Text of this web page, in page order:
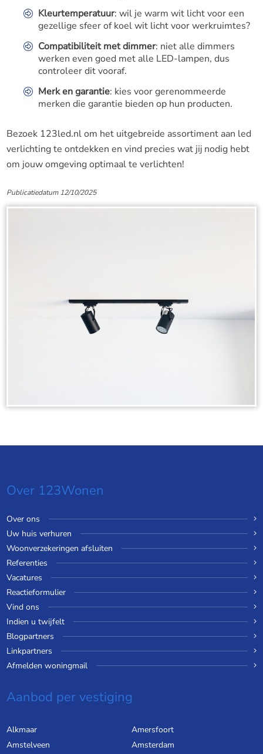
Kleurtemperatuur: wil je warm wit licht voor een
gezellige sfeer of koel wit licht voor werkruimtes?
Compatibiliteit met dimmer: niet alle dimmers
werken even goed met alle LED-lampen, dus
controleer dit vooraf.
Merk en garantie: kies voor gerenommeerde
merken die garantie bieden op hun producten.
Bezoek 123led.nl om het uitgebreide assortiment aan led
verlichting te ontdekken en vind precies wat jij nodig hebt
om jouw omgeving optimaal te verlichten!
Publicatiedatum 12/10/2025
Over 123Wonen
Over ons
Uw huis verhuren
Woonverzekeringen afsluiten
Referenties
Vacatures
Reactieformulier
Vind ons
Indien u twijfelt
Blogpartners
Linkpartners
Afmelden woningmail
Aanbod per vestiging
Alkmaar
Amersfoort
Amstelveen
Amsterdam